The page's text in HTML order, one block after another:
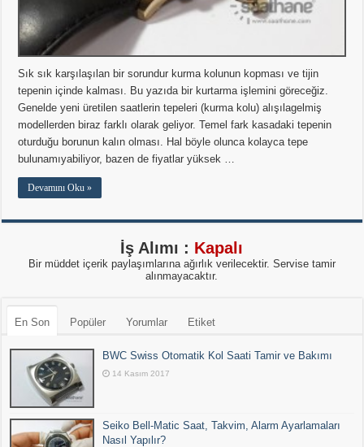
Sık sık karşılaşılan bir sorundur kurma kolunun kopması ve tijin
tepenin içinde kalması. Bu yazıda bir kurtarma işlemini göreceğiz.
Genelde yeni üretilen saatlerin tepeleri (kurma kolu) alışılagelmiş
modellerden biraz farklı olarak geliyor. Temel fark kasadaki tepenin
oturduğu borunun kalın olması. Hal böyle olunca kolayca tepe
bulunamıyabiliyor, bazen de fiyatlar yüksek …
Devamını Oku »
İş Alımı : Kapalı
Bir müddet içerik paylaşımlarına ağırlık verilecektir. Servise tamir
alınmayacaktır.
En Son Popüler Yorumlar Etiket
BWC Swiss Otomatik Kol Saati Tamir ve Bakımı
14 Kasım 2017
Seiko Bell-Matic Saat, Takvim, Alarm Ayarlamaları
Nasıl Yapılır?